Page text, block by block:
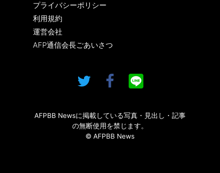
プライバシーポリシー
利用規約
運営会社
AFP通信会長ごあいさつ
AFPBB Newsに掲載している写真・見出し・記事
の無断使用を禁じます。
© AFPBB News